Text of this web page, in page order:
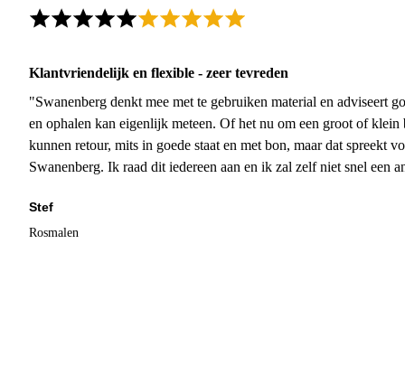
Klantvriendelijk en flexible - zeer tevreden
"Swanenberg denkt mee met te gebruiken material en adviseert
en ophalen kan eigenlijk meteen. Of het nu om een groot of
kunnen retour, mits in goede staat en met bon, maar dat spreekt
Swanenberg. Ik raad dit iedereen aan en ik zal zelf niet snel een
Stef
Rosmalen